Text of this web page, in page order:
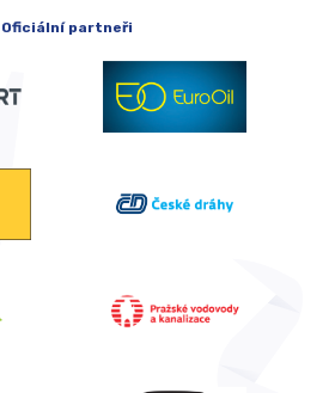
Oficiální partneři